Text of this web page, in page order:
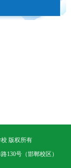
校 版权所有
130号（邯郸校区）